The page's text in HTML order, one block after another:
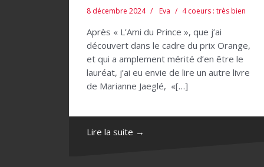
8 décembre 2024 Eva 4 coeurs : très bien
Après « L’Ami du Prince », que j’ai
découvert dans le cadre du prix Orange,
et qui a amplement mérité d’en être le
lauréat, j’ai eu envie de lire un autre livre
de Marianne Jaeglé, «[…]
Lire la suite →